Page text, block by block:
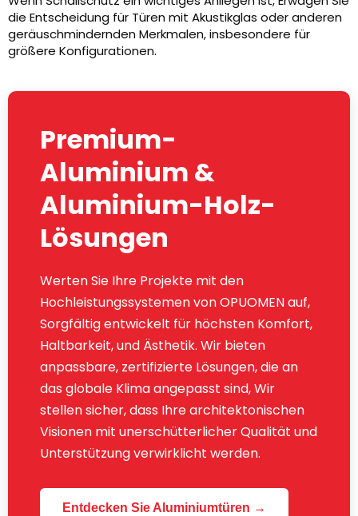
die Entscheidung für Türen mit Akustikglas oder anderen
geräuschmindernden Merkmalen, insbesondere für
größere Konfigurationen.
Premium-
Aluminium &
Aluminium-Holz-
Lösungen
Werten Sie Ihre Projekte mit den
Hochleistungssystemen von OPUOMEN auf,
Sorgfältig entwickelt für höchsten Komfort,
Haltbarkeit, und Ästhetik. Wir bieten
anpassbare, zertifizierte Lösungen, die an
das globale Klima angepasst sind, Wir
stellen sicher, dass Ihre architektonischen
Visionen mit unerschütterlicher Qualität und
Unterstützung verwirklicht werden.
Entdecken Sie Aluminiumtüren →